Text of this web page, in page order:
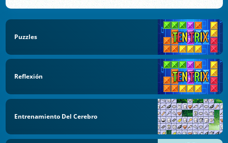
Puzzles
Reflexión
Entrenamiento Del Cerebro